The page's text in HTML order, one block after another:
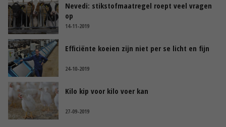
Nevedi: stikstofmaatregel roept veel vragen
op
14-11-2019
Efficiënte koeien zijn niet per se licht en fijn
24-10-2019
Kilo kip voor kilo voer kan
27-09-2019